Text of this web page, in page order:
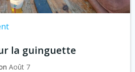
la guinguette
Août 7